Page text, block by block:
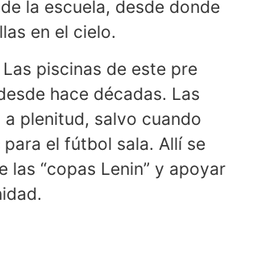
la escuela, desde donde
en el cielo.
Las piscinas de este pre
hace décadas. Las
plenitud, salvo cuando
el fútbol sala. Allí se
“copas Lenin” y apoyar